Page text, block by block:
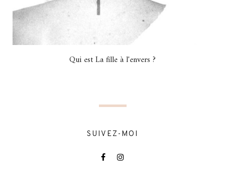
Qui est La fille à l'envers ?
SUIVEZ-MOI